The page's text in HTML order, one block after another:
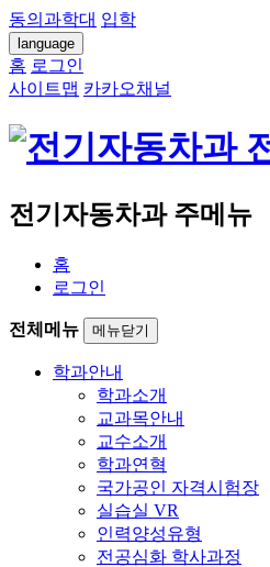
동의과학대 입학
language
홈 로그인
사이트맵 카카오채널
전기자동차과 주메뉴
홈
로그인
전체메뉴 메뉴닫기
학과안내
학과소개
교과목안내
교수소개
학과연혁
국가공인 자격시험장
실습실 VR
인력양성유형
전공심화 학사과정